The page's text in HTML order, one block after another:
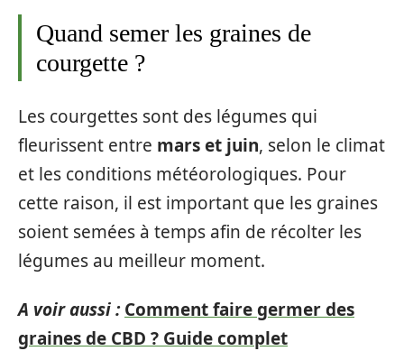
Quand semer les graines de
courgette ?
Les courgettes sont des légumes qui
fleurissent entre mars et juin, selon le climat
et les conditions météorologiques. Pour
cette raison, il est important que les graines
soient semées à temps afin de récolter les
légumes au meilleur moment.
A voir aussi : Comment faire germer des
graines de CBD ? Guide complet